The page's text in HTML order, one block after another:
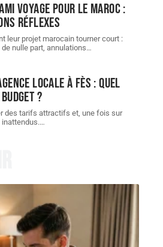
VOYAGE pour le Maroc :
réflexes
leur projet marocain tourner court :
nulle part, annulations…
agence locale à Fès : quel
?
des tarifs attractifs et, une fois sur
…